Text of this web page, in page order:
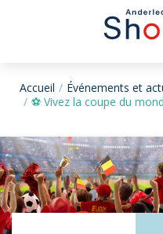
Accueil
Événements et
⚽ Vivez la coupe du